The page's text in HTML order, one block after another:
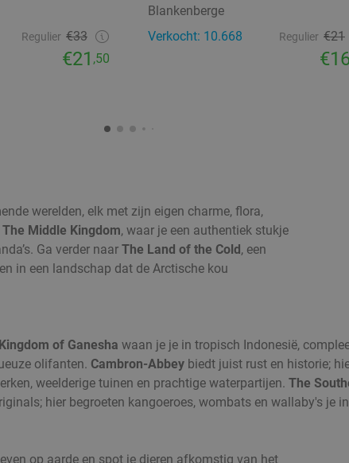
Regulier €33
€21 ,50
Blankenberge
Verkocht: 10.668
Regulier €21
werelden, elk met zijn eigen charme, flora,
The Middle Kingdom, waar je een authentiek stukje
Ga verder naar The Land of the Cold, een
in een landschap dat de Arctische kou
of Ganesha waan je je in tropisch Indonesië,
olifanten. Cambron-Abbeybiedt juist rust en historie;
weelderige tuinen en prachtige waterpartijen. The
hier begroeten kangoeroes, wombats en wallaby's je
op aarde en spot je dieren afkomstig van het